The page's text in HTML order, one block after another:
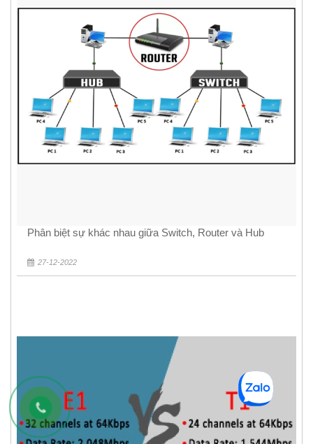
Phân biệt sự khác nhau giữa Switch, Router và Hub
27-12-2022